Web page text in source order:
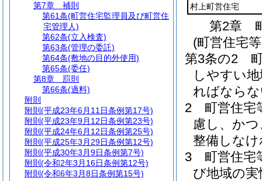
村上町営住宅
第2章
(町営住宅
第3条の2
しやすい
ればなら
2
町営住宅
慮し、か
整備しな
3
町営住宅
び地域の
第7章
補則
第61条(町営住宅監理員及び町営住
宅管理人)
第62条(立入検査)
第63条(管理の委託)
第64条(敷地の目的外使用)
第65条(委任)
第8章
罰則
第66条(過料)
附則
附則 (平成23年6月11日条例第17号)
附則 (平成23年9月12日条例第23号)
附則 (平成24年6月12日条例第25号)
附則 (平成25年3月29日条例第12号)
附則 (平成30年3月9日条例第7号)
附則 (令和2年3月16日条例第12号)
附則 (令和6年3月8日条例第15号)